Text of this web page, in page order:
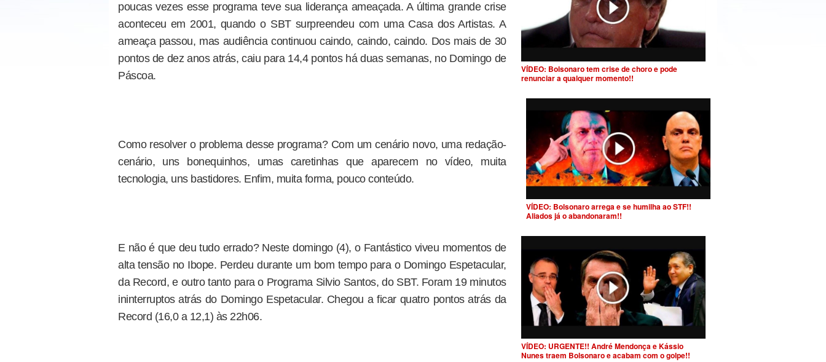
poucas vezes esse programa teve sua liderança ameaçada. A última grande crise
aconteceu em 2001, quando o SBT surpreendeu com uma Casa dos Artistas. A
ameaça passou, mas audiência continuou caindo, caindo, caindo. Dos mais de 30
pontos de dez anos atrás, caiu para 14,4 pontos há duas semanas, no Domingo de
Páscoa.
Como resolver o problema desse programa? Com um cenário novo, uma redação-
cenário, uns bonequinhos, umas caretinhas que aparecem no vídeo, muita
tecnologia, uns bastidores. Enfim, muita forma, pouco conteúdo.
E não é que deu tudo errado? Neste domingo (4), o Fantástico viveu momentos de
alta tensão no Ibope. Perdeu durante um bom tempo para o Domingo Espetacular,
da Record, e outro tanto para o Programa Silvio Santos, do SBT. Foram 19 minutos
ininterruptos atrás do Domingo Espetacular. Chegou a ficar quatro pontos atrás da
Record (16,0 a 12,1) às 22h06.
VÍDEO: Bolsonaro tem crise de choro e pode
renunciar a qualquer momento!!
VÍDEO: Bolsonaro arrega e se humilha ao STF!!
Aliados já o abandonaram!!
VÍDEO: URGENTE!! André Mendonça e Kássio
Nunes traem Bolsonaro e acabam com o golpe!!